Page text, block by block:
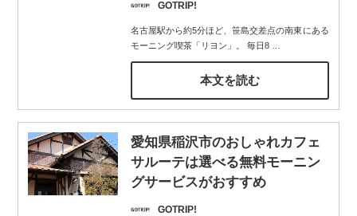
GOTRIP!
名古屋駅から約5分ほど、笹島交差点の南東にある
モーニング喫茶「リヨン」。 毎日8…
本文を読む
愛知県稲沢市のおしゃれカフェ
サルーテは選べる無料モーニン
グサービスがおすすめ
GOTRIP!